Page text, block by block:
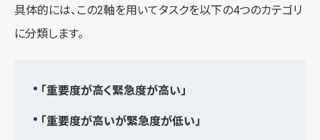
具体的には、この2軸を用いてタスクを以下の4つのカテゴリ
に分類します。
「重要度が高く緊急度が高い」
「重要度が高いが緊急度が低い」